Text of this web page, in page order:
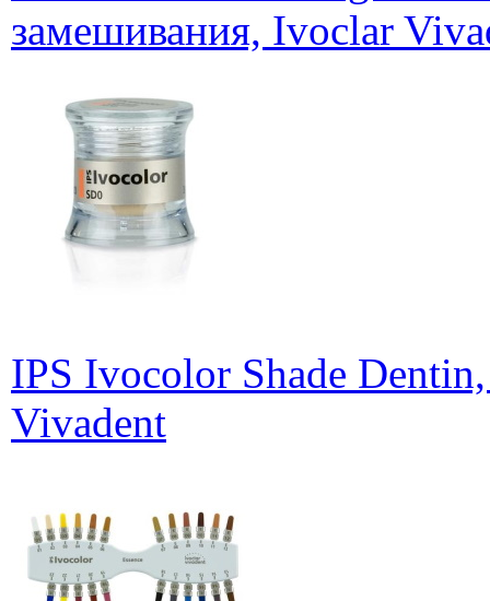
замешивания, Ivoclar
IPS Ivocolor Shade
Vivadent